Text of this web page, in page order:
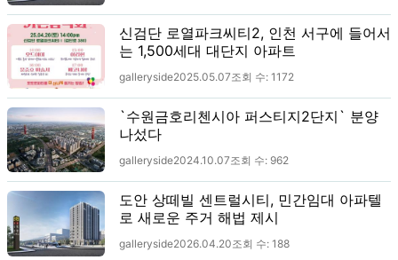
신검단 로열파크씨티2, 인천 서구에 들어서
는 1,500세대 대단지 아파트
galleryside2025.05.07조회 수: 1172
`수원금호리첸시아 퍼스티지2단지` 분양
나섰다
galleryside2024.10.07조회 수: 962
도안 상떼빌 센트럴시티, 민간임대 아파텔
로 새로운 주거 해법 제시
galleryside2026.04.20조회 수: 188